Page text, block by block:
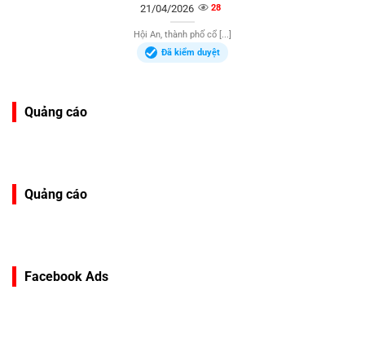
21/04/2026 28
Hội An, thành phố cổ [...]
Đã kiểm duyệt
Quảng cáo
Quảng cáo
Facebook Ads